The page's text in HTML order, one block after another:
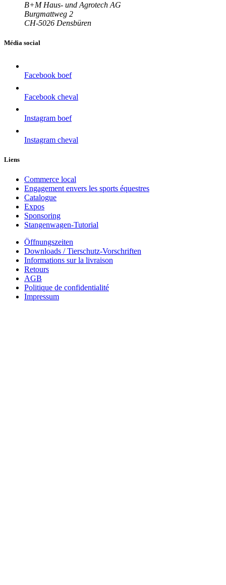
B+M Haus- und Agrotech AG
Burgmattweg 2
CH-5026 Densbüren
Média social
Facebook boef
Facebook cheval
Instagram boef
Instagram cheval
Liens
Commerce local
Engagement envers les sports équestres
Catalogue
Expos
Sponsoring
Stangenwagen-Tutorial
Öffnungszeiten
Downloads / Tierschutz-Vorschriften
Informations sur la livraison
Retours
AGB
Politique de confidentialité
Impressum